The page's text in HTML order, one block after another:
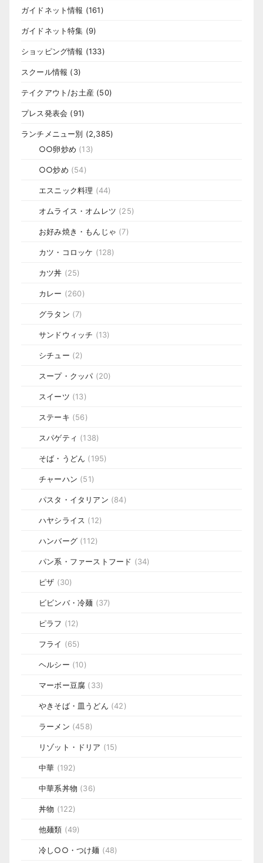
ガイドネット情報 (161)
ガイドネット特集 (9)
ショッピング情報 (133)
スクール情報 (3)
テイクアウト/お土産 (50)
プレス発表会 (91)
ランチメニュー別 (2,385)
○○卵炒め (13)
○○炒め (54)
エスニック料理 (44)
オムライス・オムレツ (25)
お好み焼き・もんじゃ (7)
カツ・コロッケ (128)
カツ丼 (25)
カレー (260)
グラタン (7)
サンドウィッチ (13)
シチュー (2)
スープ・クッパ (20)
スイーツ (13)
ステーキ (56)
スパゲティ (138)
そば・うどん (195)
チャーハン (51)
パスタ・イタリアン (84)
ハヤシライス (12)
ハンバーグ (112)
パン系・ファーストフード (34)
ピザ (30)
ビビンバ・冷麺 (37)
ピラフ (12)
フライ (65)
ヘルシー (10)
マーボー豆腐 (33)
やきそば・皿うどん (42)
ラーメン (458)
リゾット・ドリア (15)
中華 (192)
中華系丼物 (36)
丼物 (122)
他麺類 (49)
冷し○○・つけ麺 (48)